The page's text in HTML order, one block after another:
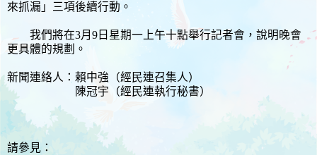
來抓漏」三項後續行動。
我們將在3月9日星期一上午十點舉行記者會，說明晚會
更具體的規劃。
新聞連絡人：賴中強（經民連召集人）
陳冠宇（經民連執行秘書）
請參見：